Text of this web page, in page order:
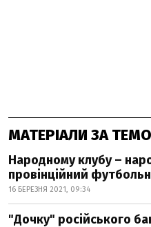
МАТЕРІАЛИ ЗА
Народному клубу –
провінційний
16 БЕРЕЗНЯ 2021, 09:34
"Дочку" російського